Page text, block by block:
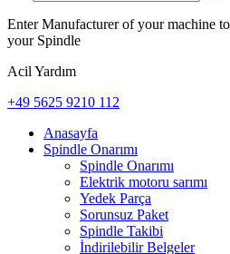
Enter Manufacturer of your machine
your Spindle
Acil Yardım
+49 5625 9210 112
Anasayfa
Spindle Onarımı
Spindle Onarımı
Elektrik motoru sarımı
Yedek Parça
Sorunsuz Paket
Spindle Takibi
İndirilebilir Belgeler